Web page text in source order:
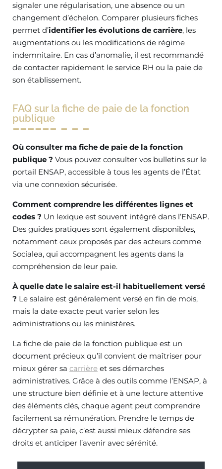
signaler une régularisation, une absence ou un
changement d’échelon. Comparer plusieurs fiches
permet d’identifier les évolutions de carrière, les
augmentations ou les modifications de régime
indemnitaire. En cas d’anomalie, il est recommandé
de contacter rapidement le service RH ou la paie de
son établissement.
FAQ sur la fiche de paie de la fonction
publique
Où consulter ma fiche de paie de la fonction
publique ? Vous pouvez consulter vos bulletins sur le
portail ENSAP, accessible à tous les agents de l’État
via une connexion sécurisée.
Comment comprendre les différentes lignes et
codes ? Un lexique est souvent intégré dans l’ENSAP.
Des guides pratiques sont également disponibles,
notamment ceux proposés par des acteurs comme
Socialea, qui accompagnent les agents dans la
compréhension de leur paie.
À quelle date le salaire est-il habituellement versé
? Le salaire est généralement versé en fin de mois,
mais la date exacte peut varier selon les
administrations ou les ministères.
La fiche de paie de la fonction publique est un
document précieux qu’il convient de maîtriser pour
mieux gérer sa carrière et ses démarches
administratives. Grâce à des outils comme l’ENSAP, à
une structure bien définie et à une lecture attentive
des éléments clés, chaque agent peut comprendre
facilement sa rémunération. Prendre le temps de
décrypter sa paie, c’est aussi mieux défendre ses
droits et anticiper l’avenir avec sérénité.